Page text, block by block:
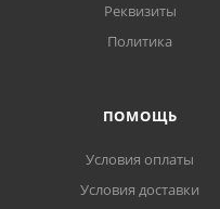
Реквизиты
Политика
ПОМОЩЬ
Условия оплаты
Условия доставки